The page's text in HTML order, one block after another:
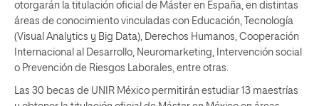
otorgarán la titulación oficial de Máster en España, en distintas
áreas de conocimiento vinculadas con Educación, Tecnología
(Visual Analytics y Big Data), Derechos Humanos, Cooperación
Internacional al Desarrollo, Neuromarketing, Intervención social
o Prevención de Riesgos Laborales, entre otras.
Las 30 becas de UNIR México permitirán estudiar 13 maestrías